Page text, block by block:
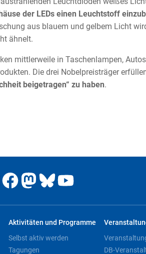
der LEDs einen Leuchtstoff
aus blauem und gelbem Licht
ähnelt.
mittlerweile in Taschenlampen,
Die drei Nobelpreisträger
beigetragen“ zu haben.
Aktivitäten und Programme
Selbst aktiv werden
Tagungen
DB-